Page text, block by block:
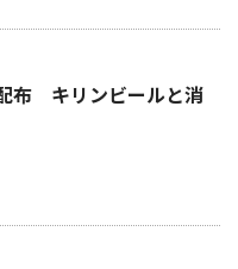
布 キリンビールと消